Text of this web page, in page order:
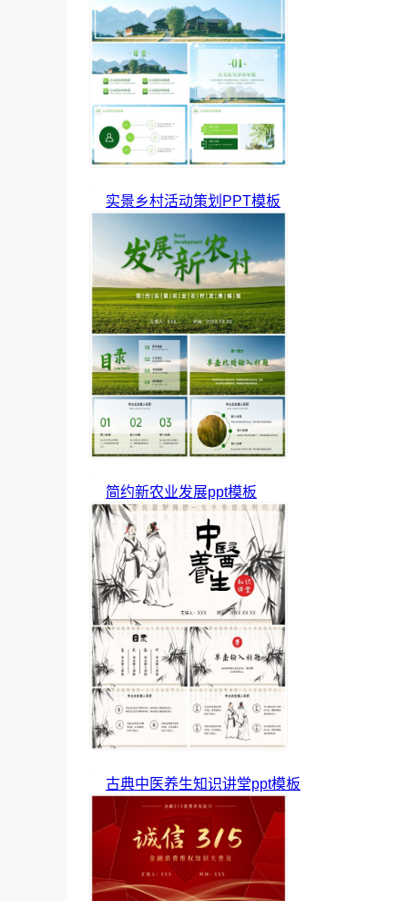
实景乡村活动策划PPT模板
简约新农业发展ppt模板
古典中医养生知识讲堂ppt模板